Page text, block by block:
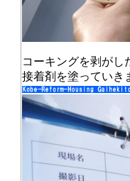
コーキングを剥がし
接着剤を塗っていき